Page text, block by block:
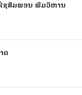
ຊສົມພອນ ພົມວິຫານ
ດ